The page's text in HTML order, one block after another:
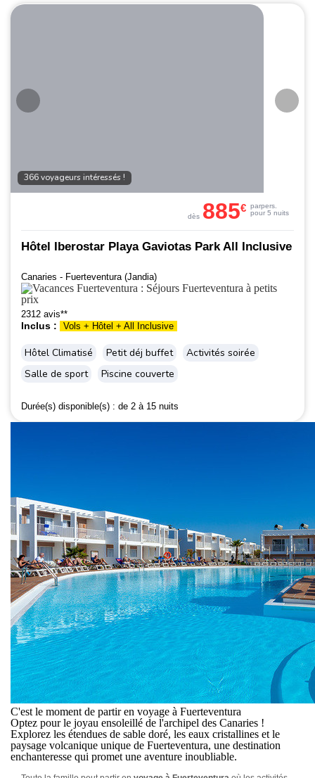
366 voyageurs intéressés !
Hôtel Iberostar Playa Gaviotas Park All Inclusive
Canaries - Fuerteventura (Jandia)
2312 avis**
Inclus : Vols + Hôtel + All Inclusive
Hôtel Climatisé Petit déj buffet
Activités soirée
Salle de sport
Piscine couverte
Durée(s) disponible(s) : de 2 à 15 nuits
dès 885€ parpers.
pour 5 nuits
C'est le moment de partir en voyage à Fuerteventura
Optez pour le joyau ensoleillé de l'archipel des Canaries !
Explorez les étendues de sable doré, les eaux cristallines et le
paysage volcanique unique de Fuerteventura, une destination
enchanteresse qui promet une aventure inoubliable.